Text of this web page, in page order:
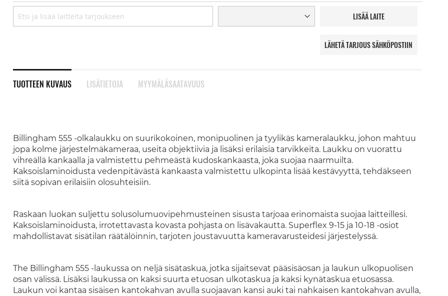
LISÄÄ LAITE
LÄHETÄ TARJOUS SÄHKÖPOSTIIN
TUOTTEEN KUVAUS
Billingham 555 -olkalaukku on suurikokoinen, monipuolinen ja tyylikäs kameralaukku, johon mahtuu
jopa kolme järjestelmäkameraa, useita objektiivia ja lisäksi erilaisia tarvikkeita. Laukku on vuorattu
vihreällä kankaalla ja valmistettu pehmeästä kudoskankaasta, joka suojaa naarmuilta.
Kaksoislaminoidusta vedenpitävästä kankaasta valmistettu ulkopinta lisää kestävyyttä, tehdäkseen
siitä sopivan erilaisiin olosuhteisiin.
Raskaan luokan suljettu solusolumuovipehmusteinen sisusta tarjoaa erinomaista suojaa laitteillesi.
Kaksoislaminoidusta, irrotettavasta kovasta pohjasta on lisävakautta. Superflex 9-15 ja 10-18 -osiot
mahdollistavat sisätilan räätälöinnin, tarjoten joustavuutta kameravarusteidesi järjestelyssä.
The Billingham 555 -laukussa on neljä sisätaskua, jotka sijaitsevat pääsisäosan ja laukun ulkopuolisen
osan välissä. Lisäksi laukussa on kaksi suurta etuosan ulkotaskua ja kaksi kynätaskua etuosassa.
Laukun voi kantaa sisäisen kantokahvan avulla suojaavan kansi auki tai nahkaisen kantokahvan avulla,
LISÄTIETOJA MYYMÄLÄSAATAVUUS